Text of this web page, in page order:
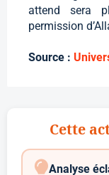
attend sera
permission
Source :
Cette
Analyse